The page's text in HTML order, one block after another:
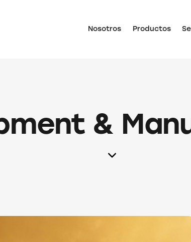
Nosotros Productos
&